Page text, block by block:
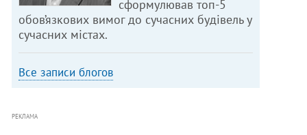
сформулював топ-5
обов’язкових вимог до сучасних будівель у
сучасних містах.
Все записи блогов
РЕКЛАМА